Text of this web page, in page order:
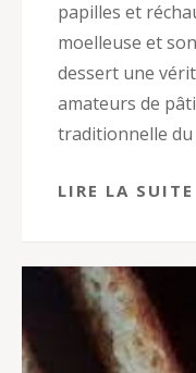
papilles et
moelleuse et
dessert une
amateurs de
traditionnelle
LIRE LA SUITE